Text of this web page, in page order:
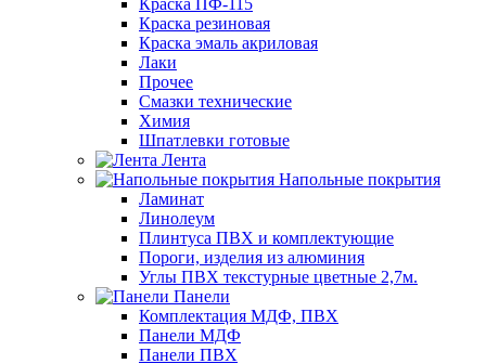
Краска ПФ-115
Краска резиновая
Краска эмаль акриловая
Лаки
Прочее
Смазки технические
Химия
Шпатлевки готовые
Лента
Напольные покрытия
Ламинат
Линолеум
Плинтуса ПВХ и комплектующие
Пороги, изделия из алюминия
Углы ПВХ текстурные цветные 2,7м.
Панели
Комплектация МДФ, ПВХ
Панели МДФ
Панели ПВХ